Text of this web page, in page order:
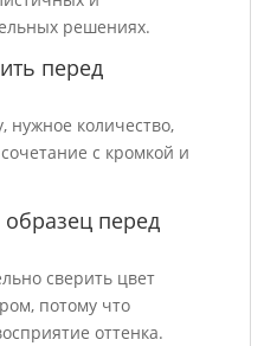
решениях.
перед
нужное количество,
с кромкой и
образец перед
сверить цвет
потому что
оттенка.